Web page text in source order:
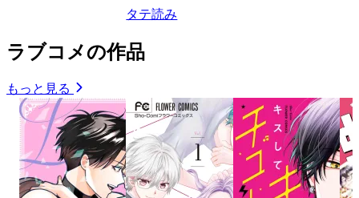
タテ読み
ラブコメの作品
もっと見る